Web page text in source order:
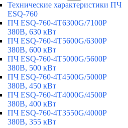
Технические характеристики ПЧ
ESQ-760
ПЧ ESQ-760-4T6300G/7100P
380В, 630 кВт
ПЧ ESQ-760-4T5600G/6300P
380В, 600 кВт
ПЧ ESQ-760-4T5000G/5600P
380В, 500 кВт
ПЧ ESQ-760-4T4500G/5000P
380В, 450 кВт
ПЧ ESQ-760-4T4000G/4500P
380В, 400 кВт
ПЧ ESQ-760-4T3550G/4000P
380В, 355 кВт